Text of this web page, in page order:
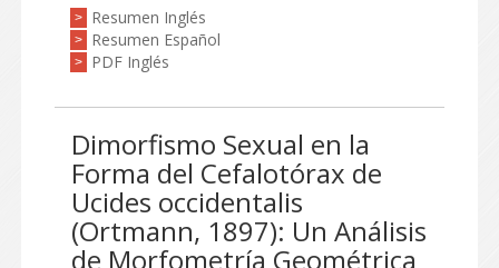
> Resumen Inglés
> Resumen Español
> PDF Inglés
Dimorfismo Sexual en la
Forma del Cefalotórax de
Ucides occidentalis
(Ortmann, 1897): Un Análisis
de Morfometría Geométrica